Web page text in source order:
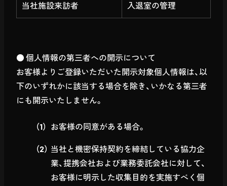
当社施設来訪者 入退室の管理
● 個人情報の第三者への開示について
お客様よりご登録いただいた開示対象個人情報は、以
下のいずれかに該当する場合を除き、いかなる第三者
にも開示いたしません。
お客様の同意がある場合。
当社と機密保持契約を締結している協力企
業、提携会社および業務委託会社に対して、
お客様に明示した収集目的を実施すべく個